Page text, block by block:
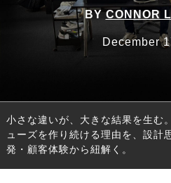
BYCONNOR
December
小さな違いが、大きな結果を生む
ューズを作り続ける理由を、設計
発・顧客体験から紐解く。
テスト・データ検証
Golf News ゴルフニュース
FAIRWAY WOODS フェアウェ
HYBRIDS ハイブリッド